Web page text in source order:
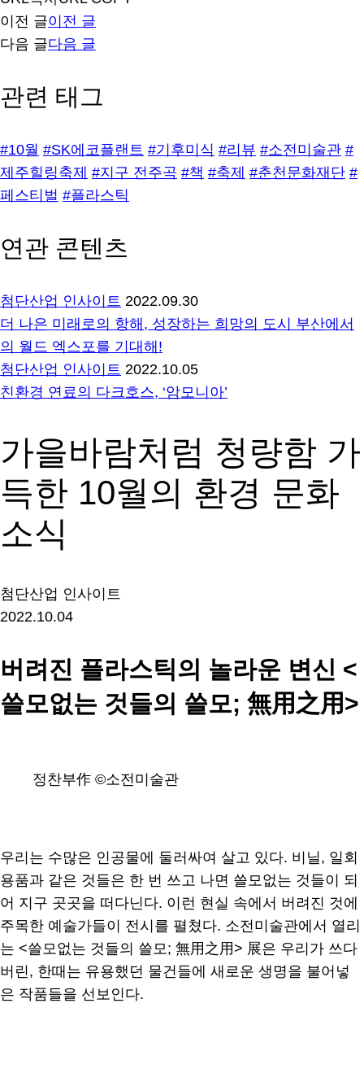
이전 글이전 글
다음 글다음 글
관련 태그
#10월 #SK에코플랜트 #기후미식 #리뷰 #소전미술관 #
제주힐링축제 #지구 전주곡 #책 #축제 #춘천문화재단 #
페스티벌 #플라스틱
연관 콘텐츠
첨단산업 인사이트 2022.09.30
더 나은 미래로의 항해, 성장하는 희망의 도시 부산에서
의 월드 엑스포를 기대해!
첨단산업 인사이트 2022.10.05
친환경 연료의 다크호스, ‘암모니아’
가을바람처럼 청량함 가
득한 10월의 환경 문화
소식
첨단산업 인사이트
2022.10.04
버려진 플라스틱의 놀라운 변신 <
쓸모없는 것들의 쓸모; 無用之用>
정찬부作 ©소전미술관
우리는 수많은 인공물에 둘러싸여 살고 있다. 비닐, 일회
용품과 같은 것들은 한 번 쓰고 나면 쓸모없는 것들이 되
어 지구 곳곳을 떠다닌다. 이런 현실 속에서 버려진 것에
주목한 예술가들이 전시를 펼쳤다. 소전미술관에서 열리
는 <쓸모없는 것들의 쓸모; 無用之用> 展은 우리가 쓰다
버린, 한때는 유용했던 물건들에 새로운 생명을 불어넣
은 작품들을 선보인다.